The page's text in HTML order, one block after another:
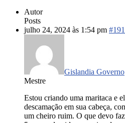
Autor
Posts
julho 24, 2024 às 1:54 pm
Gislandia Governo
Mestre
Estou criando uma maritaca e
descamação em sua cabeça,
um cheiro ruim. O que devo